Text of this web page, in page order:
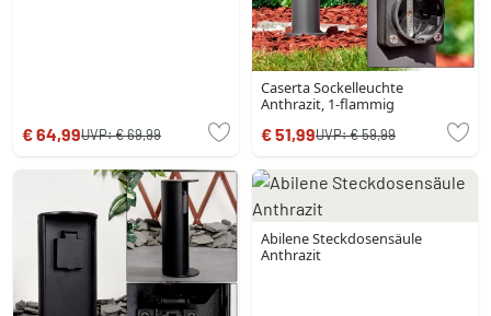
€ 64,99UVP:€ 69,99
Caserta Sockelleuchte
Anthrazit, 1-flammig
€ 51,99UVP:€ 59,99
Abilene Steckdosensäule
Anthrazit